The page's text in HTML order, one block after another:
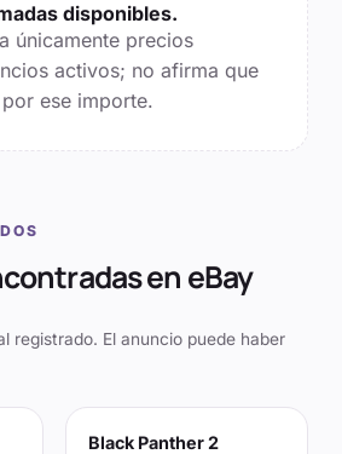
disponibles.
únicamente precios
activos; no afirma que
ese importe.
en eBay
registrado. El anuncio puede haber
Black Panther 2